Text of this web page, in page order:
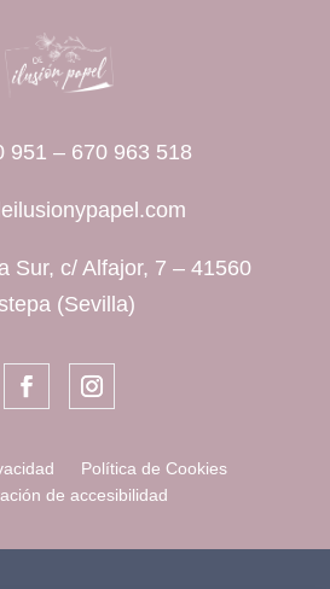
951 – 670 963 518
Sur, c/ Alfajor, 7 – 41560
(Sevilla)
Política de Cookies
de accesibilidad